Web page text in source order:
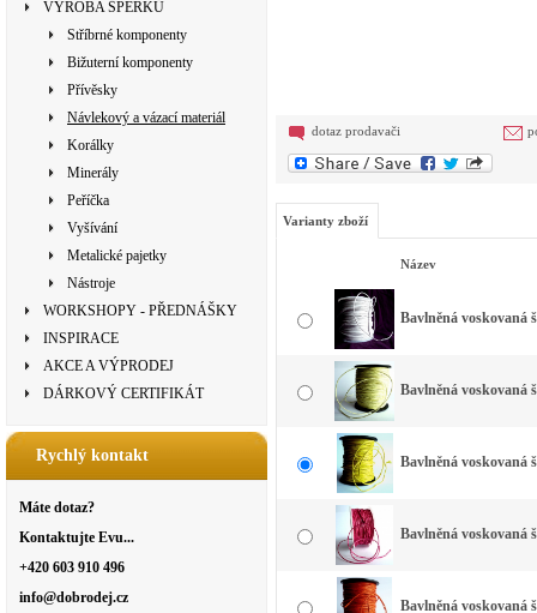
VÝROBA ŠPERKŮ
Stříbrné komponenty
Bižuterní komponenty
Přívěsky
Návlekový a vázací materiál
Korálky
Minerály
Peříčka
Vyšívání
Metalické pajetky
Nástroje
WORKSHOPY - PŘEDNÁŠKY
INSPIRACE
AKCE A VÝPRODEJ
DÁRKOVÝ CERTIFIKÁT
Rychlý kontakt
Máte dotaz?
Kontaktujte Evu...
+420 603 910 496
info@dobrodej.cz
dotaz prodavači
Varianty zboží
Název
Bavlněná voskovaná
Bavlněná voskovaná
Bavlněná voskovaná
Bavlněná voskovaná
Bavlněná voskovaná